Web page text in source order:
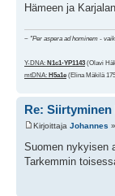
Hämeen ja
~ "Per aspera ad hominem -
Y-DNA: N1c1-YP1143 (Olavi
mtDNA: H5a1e (Elina Mäkilä
Re:
Kirjoittaja Johannes
Suomen nykyisen
Tarkemmin